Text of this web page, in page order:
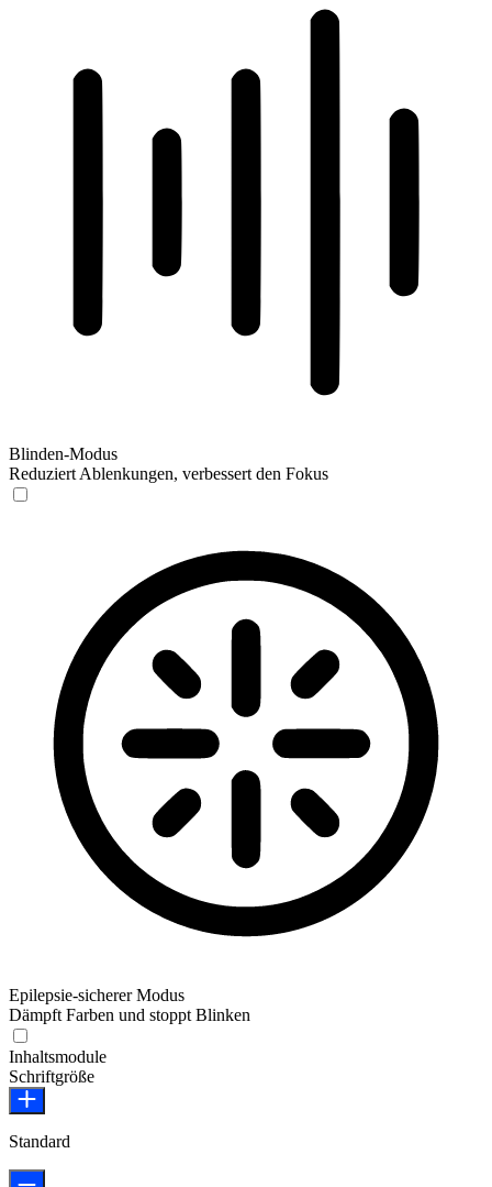
Blinden-Modus
Reduziert Ablenkungen, verbessert den Fokus
Epilepsie-sicherer Modus
Dämpft Farben und stoppt Blinken
Inhaltsmodule
Schriftgröße
Standard